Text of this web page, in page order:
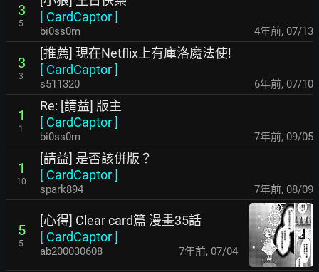
3
5
[ CardCaptor]
bi0ss0m 4年前, 07/13
3
3
[推薦] 現在Netflix上有庫洛魔法使!
[ CardCaptor]
s511320 6年前, 07/10
1
1
Re: [請益] 版主
[ CardCaptor]
bi0ss0m 7年前, 09/05
1
10
[請益] 是否該併版？
[ CardCaptor]
spark894 7年前, 08/09
5
5
[心得] Clear card篇 漫畫35話
[ CardCaptor]
ab200030608 7年前, 07/04